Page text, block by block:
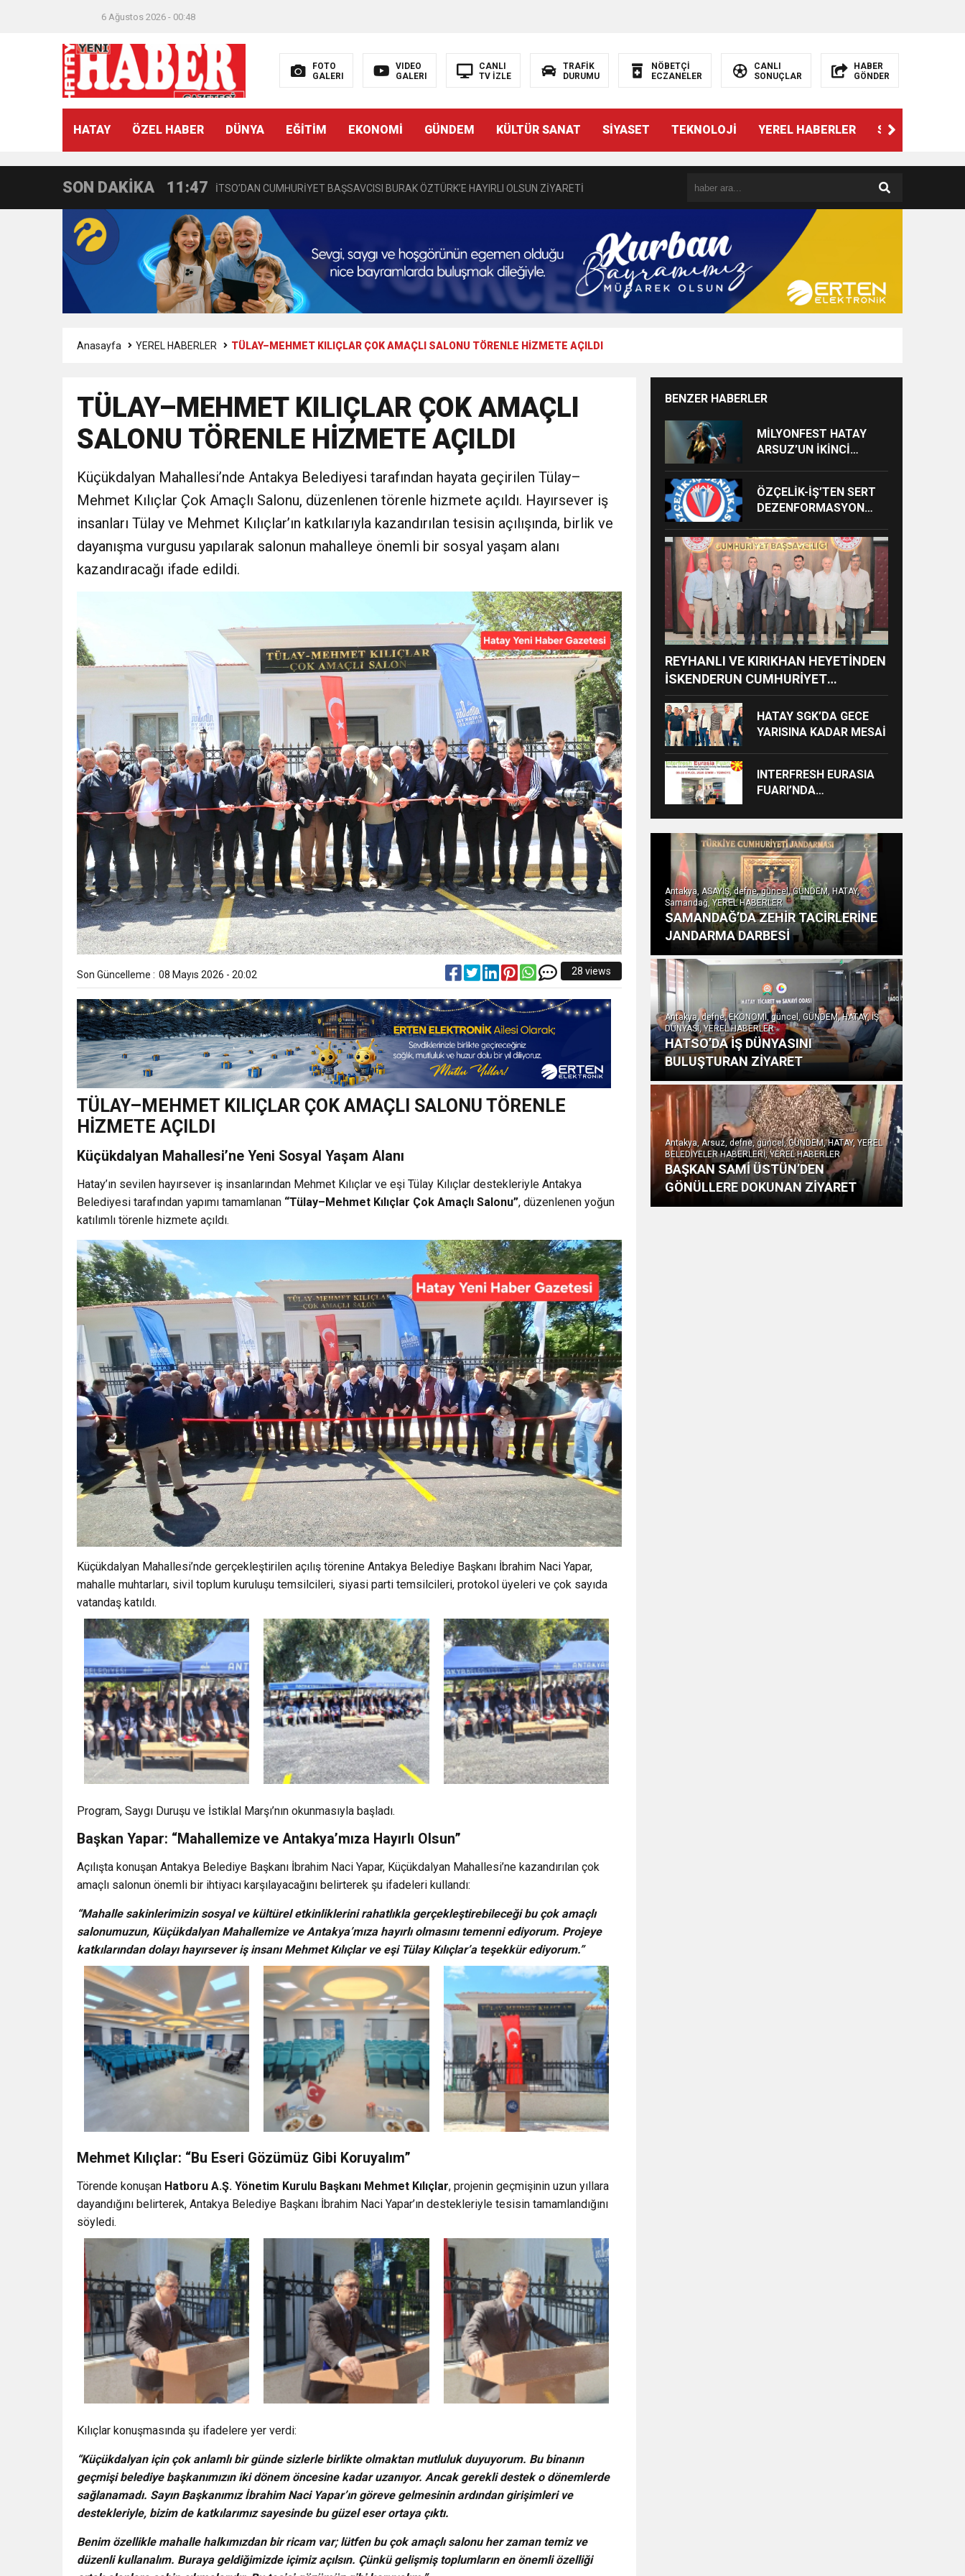
6 Ağustos 2026 - 00:48
FOTO
GALERI
VIDEO
GALERI
CANLI
TV İZLE
TRAFİK
DURUMU
NÖBETÇİ
ECZANELER
CANLI
SONUÇLAR
HABER
GÖNDER
HATAY ÖZEL HABER DÜNYA EĞİTİM EKONOMİ GÜNDEM KÜLTÜR SANAT SİYASET TEKNOLOJİ YEREL HABERLER SPOR
SON DAKİKA
21:40 CEYLANDERE’DE BAŞKAN EMRAH KARAÇAY’A SEVGİ SELİ
18:22
18:55 İNCE’NİN CHP’DE KALMASININ PERDE ARKASI: GÖRÜNENDEN DAHA FAZLASI MI VAR?
11:57 IŞIL Eczanesi Görkemli Bir Törenle Hizmete Açıldı
21:40 HİKMET KAMİL ERYILMAZ’DAN EĞİTİME KALICI YATIRIM
3:47
17:36 KURUMLAR VERGİSİ ERTELENDİ
1:00 İTSO İŞ-KUR SGK TOPLANTI DUYURUSU
18:22 BAŞKAN SAMİ ÜSTÜN’DEN GÖNÜLLERE DOKUNAN ZİYARET
Anasayfa YEREL HABERLER TÜLAY–MEHMET KILIÇLAR ÇOK AMAÇLI SALONU TÖRENLE HİZMETE AÇILDI
TÜLAY–MEHMET KILIÇLAR ÇOK AMAÇLI
SALONU TÖRENLE HİZMETE AÇILDI
Küçükdalyan Mahallesi’nde Antakya Belediyesi tarafından hayata geçirilen Tülay–
Mehmet Kılıçlar Çok Amaçlı Salonu, düzenlenen törenle hizmete açıldı. Hayırsever iş
insanları Tülay ve Mehmet Kılıçlar’ın katkılarıyla kazandırılan tesisin açılışında, birlik ve
dayanışma vurgusu yapılarak salonun mahalleye önemli bir sosyal yaşam alanı
kazandıracağı ifade edildi.
Son Güncelleme : 08 Mayıs 2026 - 20:02 28 views
TÜLAY–MEHMET KILIÇLAR ÇOK AMAÇLI SALONU TÖRENLE
HİZMETE AÇILDI
Küçükdalyan Mahallesi’ne Yeni Sosyal Yaşam Alanı
Hatay’ın sevilen hayırsever iş insanlarından Mehmet Kılıçlar ve eşi Tülay Kılıçlar destekleriyle Antakya
Belediyesi tarafından yapımı tamamlanan “Tülay–Mehmet Kılıçlar Çok Amaçlı Salonu”, düzenlenen yoğun
katılımlı törenle hizmete açıldı.
Küçükdalyan Mahallesi’nde gerçekleştirilen açılış törenine Antakya Belediye Başkanı İbrahim Naci Yapar,
mahalle muhtarları, sivil toplum kuruluşu temsilcileri, siyasi parti temsilcileri, protokol üyeleri ve çok sayıda
vatandaş katıldı.
Program, Saygı Duruşu ve İstiklal Marşı’nın okunmasıyla başladı.
Başkan Yapar: “Mahallemize ve Antakya’mıza Hayırlı Olsun”
Açılışta konuşan Antakya Belediye Başkanı İbrahim Naci Yapar, Küçükdalyan Mahallesi’ne kazandırılan çok
amaçlı salonun önemli bir ihtiyacı karşılayacağını belirterek şu ifadeleri kullandı:
“Mahalle sakinlerimizin sosyal ve kültürel etkinliklerini rahatlıkla gerçekleştirebileceği bu çok amaçlı
salonumuzun, Küçükdalyan Mahallemize ve Antakya’mıza hayırlı olmasını temenni ediyorum. Projeye
katkılarından dolayı hayırsever iş insanı Mehmet Kılıçlar ve eşi Tülay Kılıçlar’a teşekkür ediyorum.”
Mehmet Kılıçlar: “Bu Eseri Gözümüz Gibi Koruyalım”
Törende konuşan Hatboru A.Ş. Yönetim Kurulu Başkanı Mehmet Kılıçlar, projenin geçmişinin uzun yıllara
dayandığını belirterek, Antakya Belediye Başkanı İbrahim Naci Yapar’ın destekleriyle tesisin tamamlandığını
söyledi.
Kılıçlar konuşmasında şu ifadelere yer verdi:
“Küçükdalyan için çok anlamlı bir günde sizlerle birlikte olmaktan mutluluk duyuyorum. Bu binanın
geçmişi belediye başkanımızın iki dönem öncesine kadar uzanıyor. Ancak gerekli destek o dönemlerde
sağlanamadı. Sayın Başkanımız İbrahim Naci Yapar’ın göreve gelmesinin ardından girişimleri ve
destekleriyle, bizim de katkılarımız sayesinde bu güzel eser ortaya çıktı.
Benim özellikle mahalle halkımızdan bir ricam var; lütfen bu çok amaçlı salonu her zaman temiz ve
düzenli kullanalım. Buraya geldiğimizde içimiz açılsın. Çünkü gelişmiş toplumların en önemli özelliği
BENZER HABERLER
MİLYONFEST HATAY
ARSUZ’UN İKİNCİ
ALACAK
ÖZÇELİK-İŞ’TEN SERT
DEZENFORMASYON
VE CEZAİ SÜREÇ
BAŞLATILDI”
REYHANLI VE KIRIKHAN HEYETİNDEN
İSKENDERUN CUMHURİYET
BAŞSAVCILIĞINA ZİYARET
HATAY SGK’DA GECE
YARISINA KADAR MESAİ
INTERFRESH EURASIA
FUARI’NDA
BİRLİKLERİ İÇİN GERİ
SAYIM BAŞLADI
Antakya, ASAYİŞ, defne, güncel, GÜNDEM, HATAY,
Samandağ, YEREL HABERLER
SAMANDAĞ’DA ZEHİR TACİRLERİNE
JANDARMA DARBESİ
Antakya, defne, EKONOMİ, güncel, GÜNDEM, HATAY, İŞ
DÜNYASI, YEREL HABERLER
HATSO’DA İŞ DÜNYASINI
BULUŞTURAN ZİYARET
Antakya, Arsuz, defne, güncel, GÜNDEM, HATAY, YEREL
BELEDİYELER HABERLERİ, YEREL HABERLER
BAŞKAN SAMİ ÜSTÜN’DEN
GÖNÜLLERE DOKUNAN ZİYARET